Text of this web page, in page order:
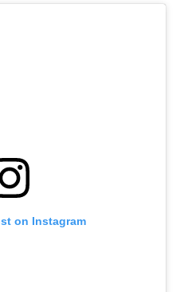
on Instagram